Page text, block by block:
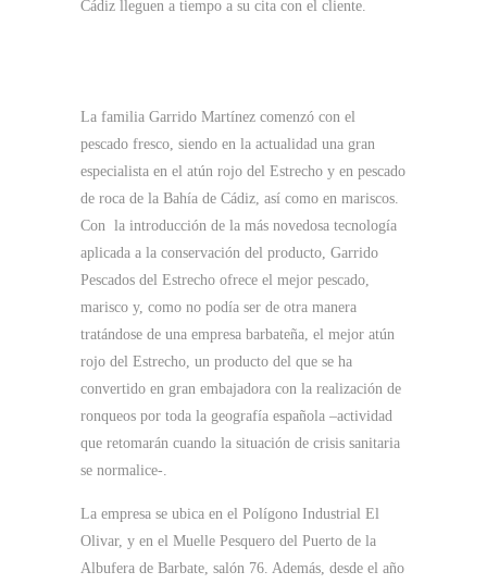
Cádiz lleguen a tiempo a su cita con el cliente.
La familia Garrido Martínez comenzó con el
pescado fresco, siendo en la actualidad una gran
especialista en el atún rojo del Estrecho y en pescado
de roca de la Bahía de Cádiz, así como en mariscos.
Con la introducción de la más novedosa tecnología
aplicada a la conservación del producto, Garrido
Pescados del Estrecho ofrece el mejor pescado,
marisco y, como no podía ser de otra manera
tratándose de una empresa barbateña, el mejor atún
rojo del Estrecho, un producto del que se ha
convertido en gran embajadora con la realización de
ronqueos por toda la geografía española –actividad
que retomarán cuando la situación de crisis sanitaria
se normalice-.
La empresa se ubica en el Polígono Industrial El
Olivar, y en el Muelle Pesquero del Puerto de la
Albufera de Barbate, salón 76. Además, desde el año